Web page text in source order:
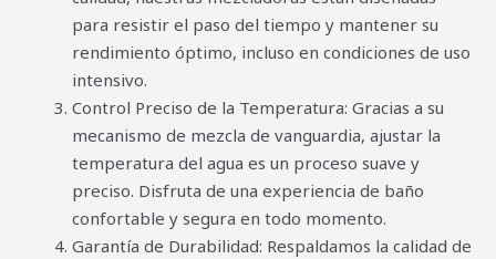
para resistir el paso del tiempo y mantener su
rendimiento óptimo, incluso en condiciones de uso
intensivo.
Control Preciso de la Temperatura: Gracias a su
mecanismo de mezcla de vanguardia, ajustar la
temperatura del agua es un proceso suave y
preciso. Disfruta de una experiencia de baño
confortable y segura en todo momento.
Garantía de Durabilidad: Respaldamos la calidad de